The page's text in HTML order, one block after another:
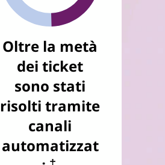
Oltre la metà
dei ticket
sono stati
risolti tramite
canali
automatizzat